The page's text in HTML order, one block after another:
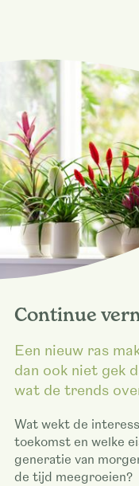
Continue
Een nieuw ras
dan ook niet gek
wat de trends
Wat wekt de
toekomst en welke
generatie van
de tijd meegroeien?